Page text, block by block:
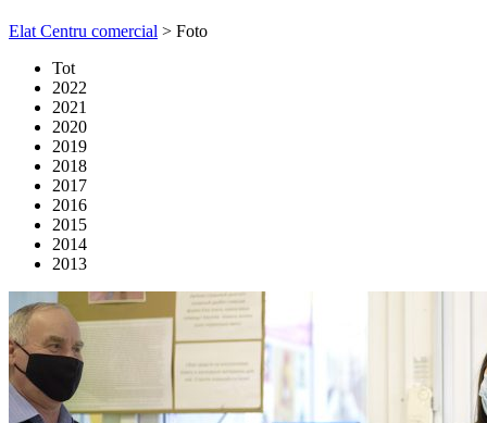
Elat Centru comercial > Foto
Tot
2022
2021
2020
2019
2018
2017
2016
2015
2014
2013